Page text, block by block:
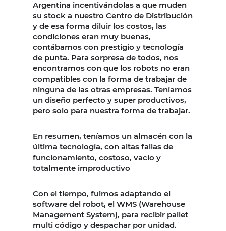
Argentina incentivándolas a que muden
su stock a nuestro Centro de Distribución
y de esa forma diluir los costos, las
condiciones eran muy buenas,
contábamos con prestigio y tecnología
de punta. Para sorpresa de todos, nos
encontramos con que los robots no eran
compatibles con la forma de trabajar de
ninguna de las otras empresas. Teníamos
un diseño perfecto y super productivos,
pero solo para nuestra forma de trabajar.
En resumen, teníamos un almacén con la
última tecnología, con altas fallas de
funcionamiento, costoso, vacío y
totalmente improductivo
Con el tiempo, fuimos adaptando el
software del robot, el WMS (Warehouse
Management System), para recibir pallet
multi código y despachar por unidad.